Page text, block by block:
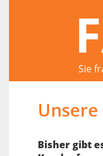
Sie
Bisher gibt